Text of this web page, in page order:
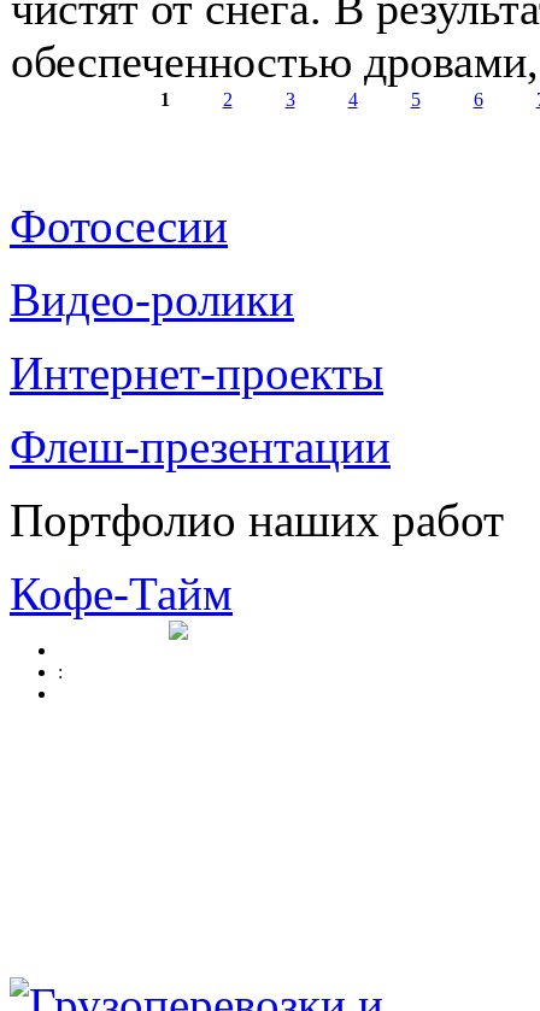
обеспеченностью
1 2 3 4 5 6
Фотосесии
Видео-ролики
Интернет-проекты
Флеш-презентации
Портфолио наших работ
Кофе-Тайм
: